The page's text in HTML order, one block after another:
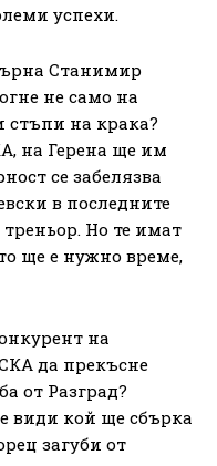
успехи.
Станимир
не само на
стъпи на крака?
на Герена ще им
се забелязва
в последните
Но те имат
ще е нужно време,
на
да прекъсне
от Разград?
види кой ще сбърка
загуби от